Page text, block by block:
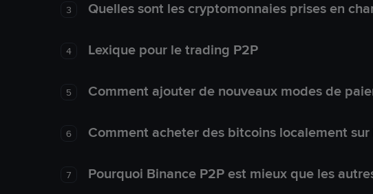
3 Quelles sont les cryptomonnaies prises en
4 Lexique pour le trading P2P
5 Comment ajouter de nouveaux modes de
6 Comment acheter des bitcoins localement sur
7 Pourquoi Binance P2P est mieux que les